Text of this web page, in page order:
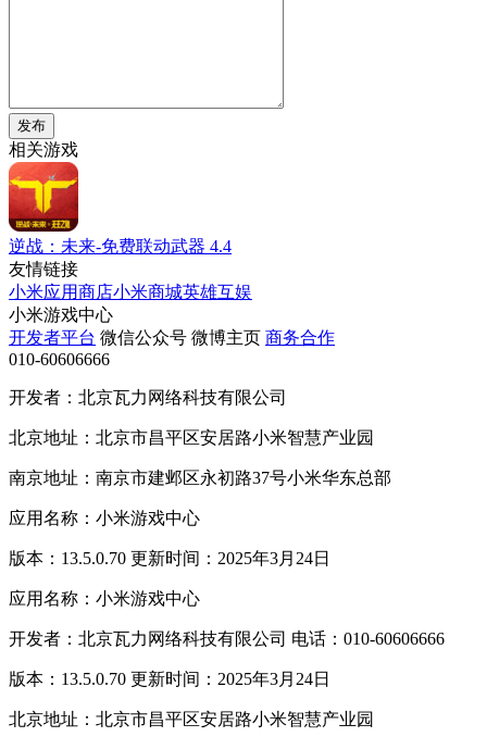
发布
相关游戏
逆战：未来-免费联动武器 4.4
友情链接
小米应用商店小米商城英雄互娱
小米游戏中心
开发者平台 微信公众号 微博主页 商务合作
010-60606666
开发者：北京瓦力网络科技有限公司
北京地址：北京市昌平区安居路小米智慧产业园
南京地址：南京市建邺区永初路37号小米华东总部
应用名称：小米游戏中心
版本：13.5.0.70 更新时间：2025年3月24日
应用名称：小米游戏中心
开发者：北京瓦力网络科技有限公司 电话：010-60606666
版本：13.5.0.70 更新时间：2025年3月24日
北京地址：北京市昌平区安居路小米智慧产业园